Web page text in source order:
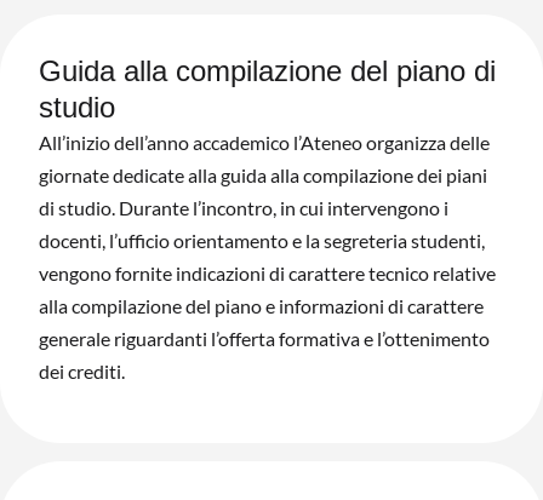
Guida alla compilazione del piano di
studio
All’inizio dell’anno accademico l’Ateneo organizza delle
giornate dedicate alla guida alla compilazione dei piani
di studio. Durante l’incontro, in cui intervengono i
docenti, l’ufficio orientamento e la segreteria studenti,
vengono fornite indicazioni di carattere tecnico relative
alla compilazione del piano e informazioni di carattere
generale riguardanti l’offerta formativa e l’ottenimento
dei crediti.